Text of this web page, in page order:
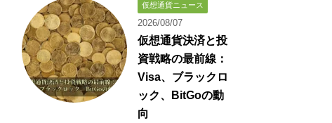
仮想通貨ニュース
2026/08/07
仮想通貨決済と投
資戦略の最前線：
Visa、ブラックロ
ック、BitGoの動
向